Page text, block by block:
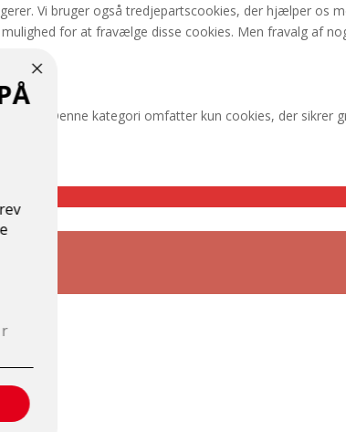
Vi bruger også tredjepartscookies, der hjælper os
for at fravælge disse cookies. Men fravalg af
Denne kategori omfatter kun cookies, der sikrer